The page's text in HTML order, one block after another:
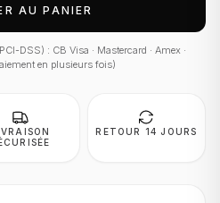
AU PANIER
DSS) : CB Visa · Mastercard · Amex ·
en plusieurs fois)
RETOUR 14 JOURS